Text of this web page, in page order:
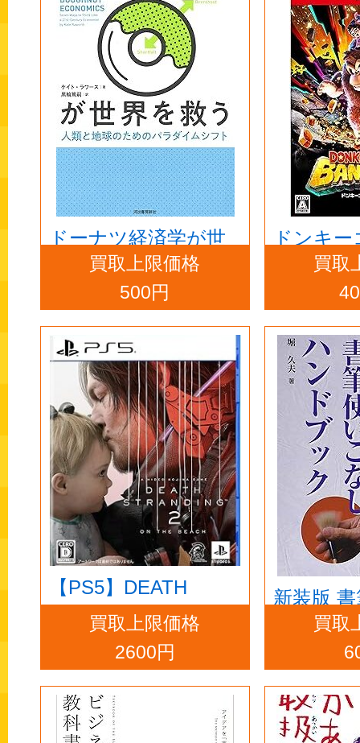
ドーナツ経済学が世
界を救う
買取上限価格
500円
ドンキ
ンザ -買取
【PS5】DEATH
STRANDING 2: ON
THE BEACH
買取上限価格
2600円
新装版
しハン
買取